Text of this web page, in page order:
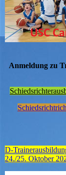
Anmeldung zu
D-
24./25. Oktober